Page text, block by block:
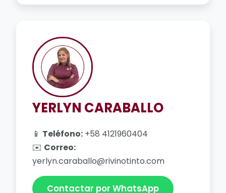
YERLYN CARABALLO
📱 Teléfono: +58 4121960404
✉️ Correo:
yerlyn.caraballo@rivinotinto.com
Contactar por WhatsApp